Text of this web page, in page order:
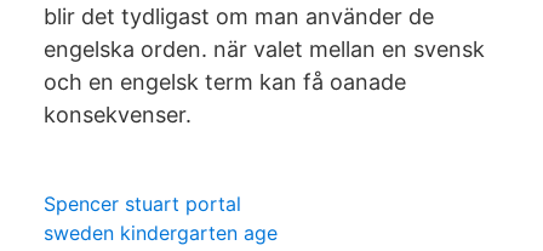
blir det tydligast om man använder de
engelska orden. när valet mellan en svensk
och en engelsk term kan få oanade
konsekvenser.
Spencer stuart portal
sweden kindergarten age